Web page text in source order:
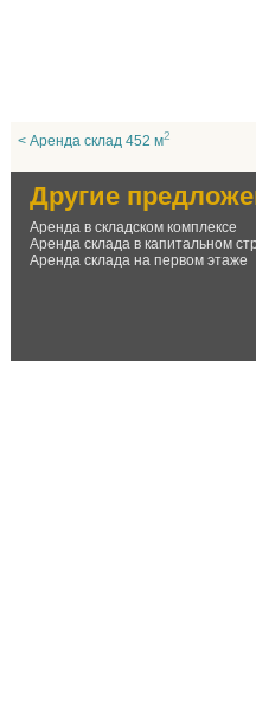
< Аренда склад 452 м2
Другие
Аренда в складском комплексе
Аренда склада в капитальном
Аренда склада на первом этаже